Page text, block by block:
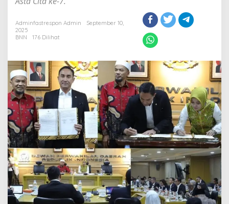
Adminfastrespon Admin
September 10,
2025
BNN
176 Dilihat